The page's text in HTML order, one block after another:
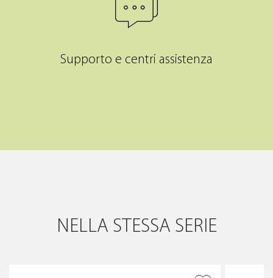
Supporto e centri assistenza
NELLA STESSA SERIE